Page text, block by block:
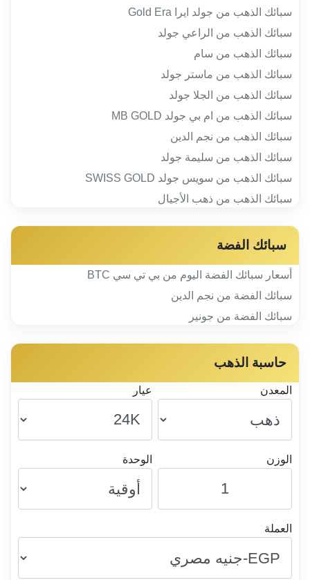
سبائك الذهب من جولد ايرا Gold Era
سبائك الذهب من الراعي جولد
سبائك الذهب من سام
سبائك الذهب من ماستر جولد
سبائك الذهب من الجلا جولد
سبائك الذهب من ام بي جولد MB GOLD
سبائك الذهب من نجم الدين
سبائك الذهب من سليمة جولد
سبائك الذهب من سويس جولد SWISS GOLD
سبائك الذهب من ذهب الأجيال
سبائك الفضة
أسعار سبائك الفضة اليوم من بي تي سي BTC
سبائك الفضة من نجم الدين
سبائك الفضة من جونير
حاسبة الذهب
المعدن عيار
الوزن الوحدة
العملة